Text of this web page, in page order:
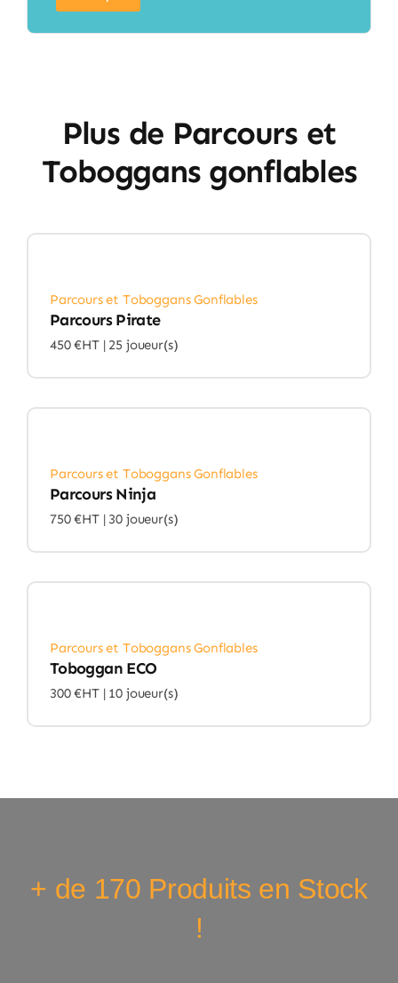
Plus de Parcours et
Toboggans gonflables
Parcours et Toboggans Gonflables
Parcours Pirate
450 €HT | 25 joueur(s)
Parcours et Toboggans Gonflables
Parcours Ninja
750 €HT | 30 joueur(s)
Parcours et Toboggans Gonflables
Toboggan ECO
300 €HT | 10 joueur(s)
+ de 170 Produits en Stock
!